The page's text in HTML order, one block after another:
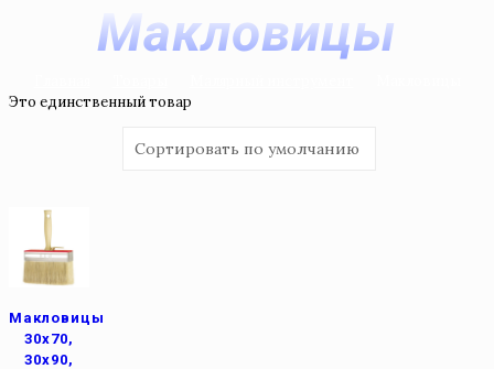
Макловицы
Это единственный товар
Макловицы
30х70,
30х90,